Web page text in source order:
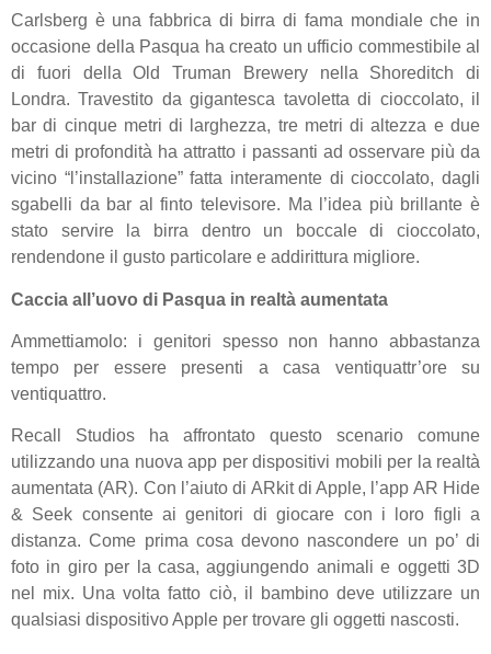
Carlsberg è una fabbrica di birra di fama mondiale che in
occasione della Pasqua ha creato un ufficio commestibile al
di fuori della Old Truman Brewery nella Shoreditch di
Londra. Travestito da gigantesca tavoletta di cioccolato, il
bar di cinque metri di larghezza, tre metri di altezza e due
metri di profondità ha attratto i passanti ad osservare più da
vicino “l’installazione” fatta interamente di cioccolato, dagli
sgabelli da bar al finto televisore. Ma l’idea più brillante è
stato servire la birra dentro un boccale di cioccolato,
rendendone il gusto particolare e addirittura migliore.
Caccia all’uovo di Pasqua in realtà aumentata
Ammettiamolo: i genitori spesso non hanno abbastanza
tempo per essere presenti a casa ventiquattr’ore su
ventiquattro.
Recall Studios ha affrontato questo scenario comune
utilizzando una nuova app per dispositivi mobili per la realtà
aumentata (AR). Con l’aiuto di ARkit di Apple, l’app AR Hide
& Seek consente ai genitori di giocare con i loro figli a
distanza. Come prima cosa devono nascondere un po’ di
foto in giro per la casa, aggiungendo animali e oggetti 3D
nel mix. Una volta fatto ciò, il bambino deve utilizzare un
qualsiasi dispositivo Apple per trovare gli oggetti nascosti.